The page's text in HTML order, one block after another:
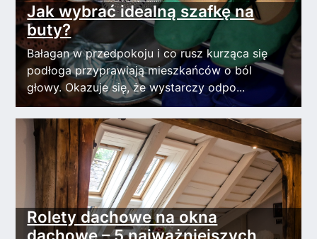
Jak wybrać idealną szafkę na
buty?
Bałagan w przedpokoju i co rusz kurząca się
podłoga przyprawiają mieszkańców o ból
głowy. Okazuje się, że wystarczy odpo...
Rolety dachowe na okna
dachowe – 5 najważniejszych